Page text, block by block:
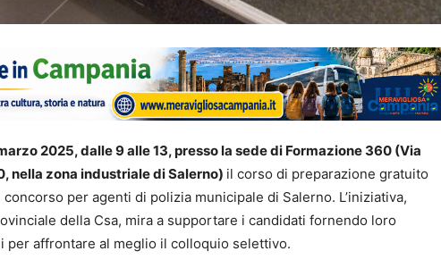
2025, dalle 9 alle 13, presso la sede di Formazione 360 (Via
nella zona industriale di Salerno) il corso di preparazione gratuito
per agenti di polizia municipale di Salerno. L’iniziativa,
della Csa, mira a supportare i candidati fornendo loro
per affrontare al meglio il colloquio selettivo.